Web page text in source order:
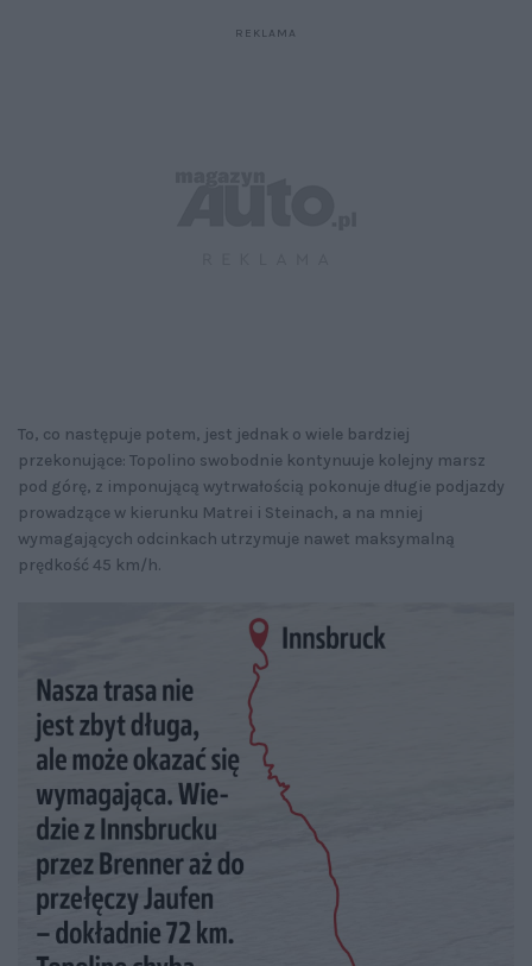
To, co następuje potem, jest jednak o wiele bardziej
przekonujące: Topolino swobodnie kontynuuje kolejny marsz
pod górę, z imponującą wytrwałością pokonuje długie podjazdy
prowadzące w kierunku Matrei i Steinach, a na mniej
wymagających odcinkach utrzymuje nawet maksymalną
prędkość 45 km/h.